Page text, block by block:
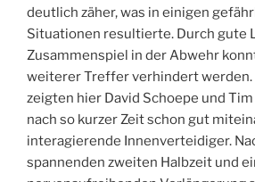
deutlich zäher, was in einigen
Situationen resultierte. Durch gute
Zusammenspiel in der Abwehr
weiterer Treffer verhindert werden.
zeigten hier David Schoepe und
nach so kurzer Zeit schon gut
interagierende Innenverteidiger.
spannenden zweiten Halbzeit und